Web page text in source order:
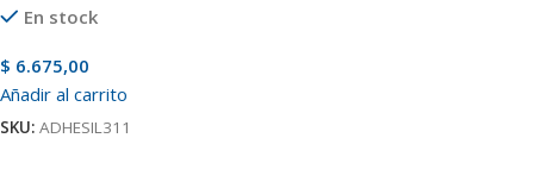
En stock
$ 6.675,00
Añadir al carrito
SKU: ADHESIL311